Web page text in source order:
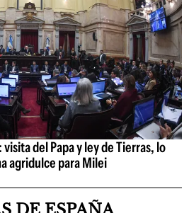
del Papa y ley de Tierras, lo
agridulce para Milei